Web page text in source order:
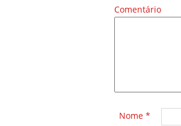
Comentário
Nome *